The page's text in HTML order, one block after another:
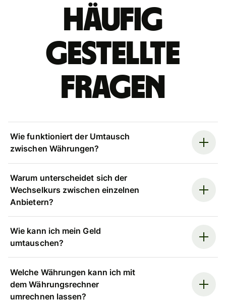
Häufig
gestellte
Fragen
Wie funktioniert der Umtausch
zwischen Währungen?
Warum unterscheidet sich der
Wechselkurs zwischen einzelnen
Anbietern?
Wie kann ich mein Geld
umtauschen?
Welche Währungen kann ich mit
dem Währungsrechner
umrechnen lassen?